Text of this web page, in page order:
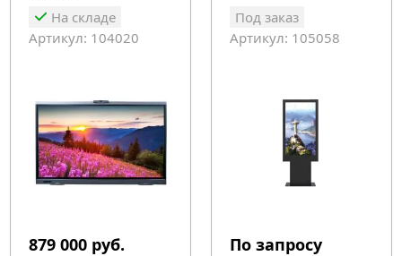
На складе
Артикул: 104020
879 000 руб.
Под заказ
Артикул: 105058
По запросу